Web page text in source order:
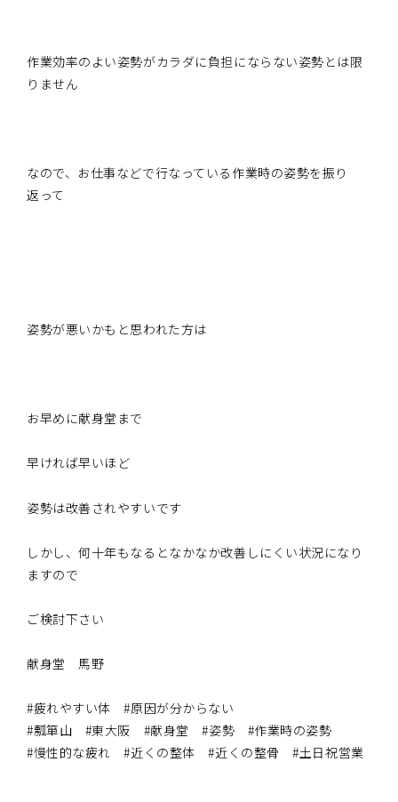
作業効率のよい姿勢がカラダに負担にならない姿勢とは限
りません
なので、お仕事などで行なっている作業時の姿勢を振り
返って
姿勢が悪いかもと思われた方は
お早めに献身堂まで
早ければ早いほど
姿勢は改善されやすいです
しかし、何十年もなるとなかなか改善しにくい状況になり
ますので
ご検討下さい
献身堂 馬野
#疲れやすい体 #原因が分からない
#瓢箪山 #東大阪 #献身堂 #姿勢 #作業時の姿勢
#慢性的な疲れ #近くの整体 #近くの整骨 #土日祝営業